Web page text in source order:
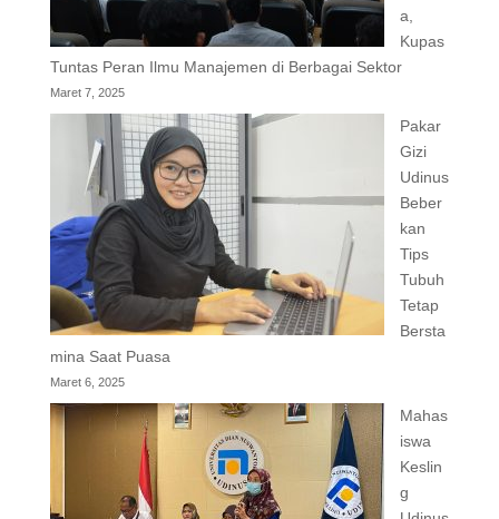
a,
Kupas
Tuntas Peran Ilmu Manajemen di Berbagai Sektor
Maret 7, 2025
Pakar
Gizi
Udinus
Beber
kan
Tips
Tubuh
Tetap
Bersta
mina Saat Puasa
Maret 6, 2025
Mahas
iswa
Keslin
g